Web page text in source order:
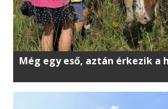
Még egy eső, aztán érkezik a